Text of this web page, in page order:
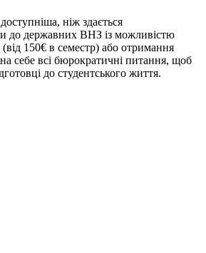
ніж здається
до державних ВНЗ із можливістю
150€ в семестр) або отримання
себе всі бюрократичні питання, щоб
до студентського життя.